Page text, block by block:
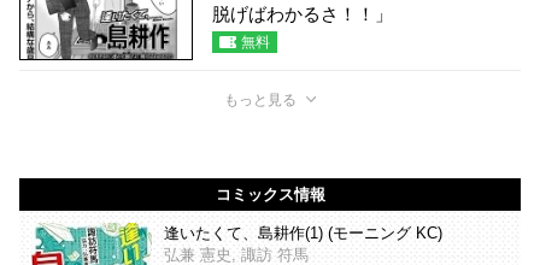
脱げばわかるさ！！」
無料
もっと見る
コミックス情報
逢いたくて、島耕作(1) (モーニング KC)
弘兼 憲史, 諏訪 符馬